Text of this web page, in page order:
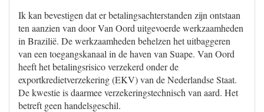
Ik kan bevestigen dat er betalingsachterstanden zijn ontstaan
ten aanzien van door Van Oord uitgevoerde werkzaamheden
in Brazilië. De werkzaamheden behelzen het uitbaggeren
van een toegangskanaal in de haven van Suape. Van Oord
heeft het betalingsrisico verzekerd onder de
exportkredietverzekering (EKV) van de Nederlandse Staat.
De kwestie is daarmee verzekeringstechnisch van aard. Het
betreft geen handelsgeschil.